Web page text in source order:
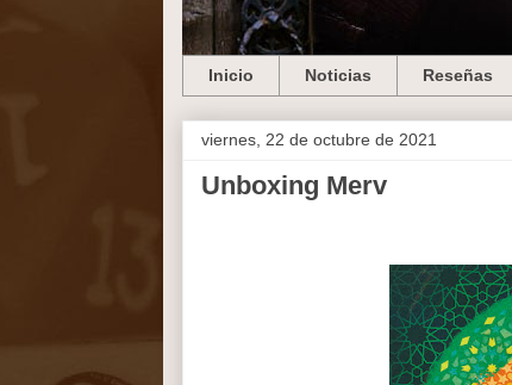
Inicio Noticias Reseñas
viernes, 22 de octubre de 2021
Unboxing Merv